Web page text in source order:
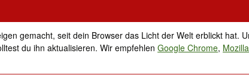
gemacht, seit dein Browser das Licht der Welt erblickt hat.
du ihn aktualisieren. Wir empfehlenGoogle Chrome,